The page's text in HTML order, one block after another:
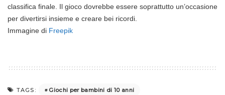
classifica finale. Il gioco dovrebbe essere soprattutto un’occasione
per divertirsi insieme e creare bei ricordi.
Immagine di Freepik
TAGS: Giochi per bambini di 10 anni